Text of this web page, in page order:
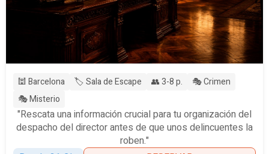
🕍 Barcelona 🏷️ Sala de Escape 👥 3-8 p.
🎭 Crimen
🎭 Misterio
"Rescata una información crucial para tu organización del
despacho del director antes de que unos delincuentes la
roben."